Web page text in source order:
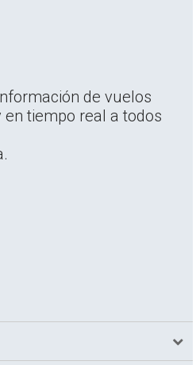
de vuelos
en tiempo real a todos